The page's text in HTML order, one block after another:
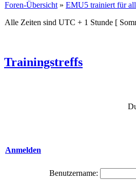
Foren-Übersicht » EMU5 trainiert für
Alle Zeiten sind UTC + 1 Stunde [
Trainingstreffs
Anmelden
Benutzername: